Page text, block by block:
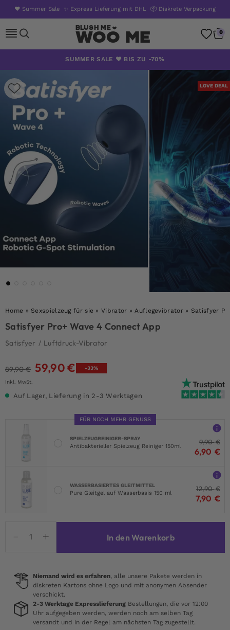
springen
❤️ Summer Sale ✨ Express Lieferung mit DHL 📦 Diskrete Verpackung
Woo Me 0
SUMMER SALE ❤️ BIS ZU -70%
LOVE DEAL
Home »Sexspielzeug für sie »Vibrator » Auflegevibrator» Satisfyer
Satisfyer Pro+ Wave 4 Connect App
Satisfyer / Luftdruck-Vibrator
89,90€ Ursprünglicher
89,90 €
59,90€ Aktueller
59,90 €.
-33%
inkl. MwSt.
Auf Lager, Lieferung in 2-3 Werktagen
FÜR NOCH MEHR GENUSS
SPIELZEUGREINIGER-SPRAY
Antibakterieller Spielzeug Reiniger 150ml
9,90€
6,90 €
WASSERBASIERTES GLEITMITTEL
Pure Gleitgel auf Wasserbasis 150 ml
12,90€
7,90 €
Pro+
Connect
App
Menge
In den Warenkorb
Niemand wird es erfahren, alle unsere Pakete werden in
diskreten Kartons ohne Logo und mit anonymen Absender
verschickt.
2-3 Werktage Expresslieferung Bestellungen, die vor 12:00
Uhr aufgegeben werden, werden noch am selben Tag
versandt und in der Regel am nächsten Tag zugestellt.